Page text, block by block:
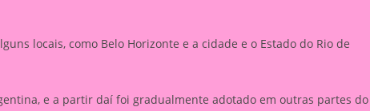
locais, como Belo Horizonte e a cidade e o Estado do Rio de
e a partir daí foi gradualmente adotado em outras partes do